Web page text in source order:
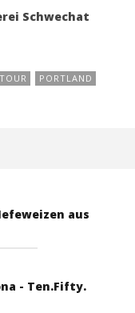
Schwechat
PORTLAND
aus
- Ten.Fifty.